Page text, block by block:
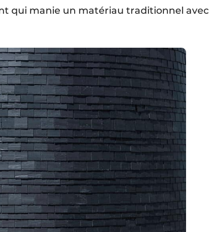
qui manie un matériau traditionnel avec